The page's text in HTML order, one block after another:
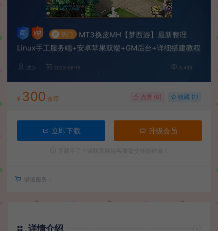
# 热门
MT3换皮MH【梦西游】最新整理
Linux手工服务端+安卓苹果双端+GM后台+详细搭建教程
波少 2023-08-13 5,438
¥ 300 金币 点赞 (0) 收藏 (1)
立即下载 升级会员
增值服务：
详情介绍